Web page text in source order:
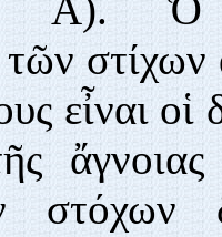
εἶναι
στόχων